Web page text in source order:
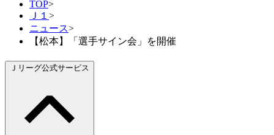
TOP>
Ｊ１ >
ニュース>
【松本】「選手サイン会」を開催
Ｊリーグ公式サービス